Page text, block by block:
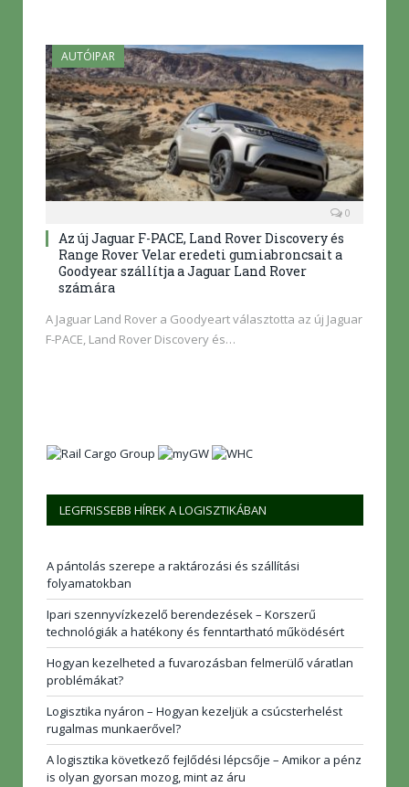
AUTÓIPAR
0
Az új Jaguar F-PACE, Land Rover Discovery és
Range Rover Velar eredeti gumiabroncsait a
Goodyear szállítja a Jaguar Land Rover
számára
A Jaguar Land Rover a Goodyeart választotta az új Jaguar
F-PACE, Land Rover Discovery és…
LEGFRISSEBB HÍREK A LOGISZTIKÁBAN
A pántolás szerepe a raktározási és szállítási
folyamatokban
Ipari szennyvízkezelő berendezések – Korszerű
technológiák a hatékony és fenntartható működésért
Hogyan kezelheted a fuvarozásban felmerülő váratlan
problémákat?
Logisztika nyáron – Hogyan kezeljük a csúcsterhelést
rugalmas munkaerővel?
A logisztika következő fejlődési lépcsője – Amikor a pénz
is olyan gyorsan mozog, mint az áru